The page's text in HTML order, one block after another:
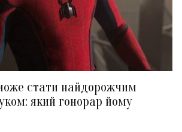
стати найдорожчим
який гонорар йому